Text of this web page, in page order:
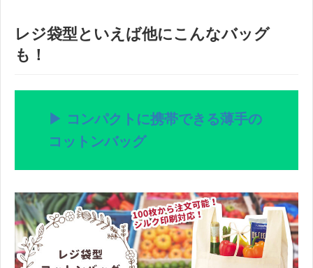
レジ袋型といえば他にこんなバッグ
も！
▶ コンパクトに携帯できる薄手の
コットンバッグ